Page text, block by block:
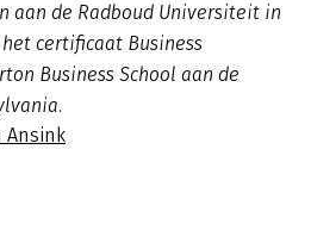
aan de Radboud Universiteit in
certificaat Business
Business School aan de
Ansink